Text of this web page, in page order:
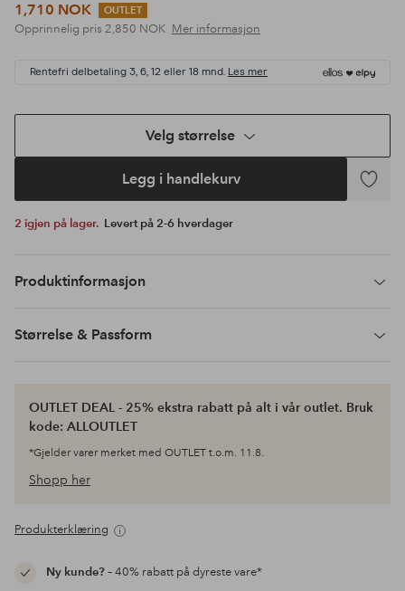
1,710 NOK
OUTLET
Opprinnelig pris 2,850 NOK Mer informasjon
Rentefri delbetaling 3, 6, 12 eller 18 mnd. Les mer
Velg størrelse
Legg i handlekurv
Legg
2 igjen på lager. Levert på 2-6 hverdager
Produktinformasjon
Størrelse & Passform
OUTLET DEAL - 25% ekstra rabatt på alt i vår outlet. Bruk
kode: ALLOUTLET
*Gjelder varer merket med OUTLET t.o.m. 11.8.
Shopp her
Produkterklæring
Ny kunde?– 40% rabatt på dyreste vare*